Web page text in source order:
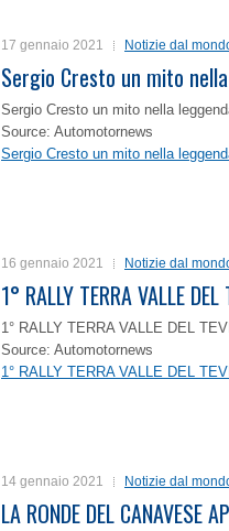
17 gennaio 2021 Notizie dal
Sergio Cresto un mito
Sergio Cresto un mito nella
Source: Automotornews
Sergio Cresto un mito nella
16 gennaio 2021 Notizie dal
1° RALLY TERRA VALLE
1° RALLY TERRA VALLE DEL
Source: Automotornews
1° RALLY TERRA VALLE DEL
14 gennaio 2021 Notizie dal
LA RONDE DEL CANAVESE